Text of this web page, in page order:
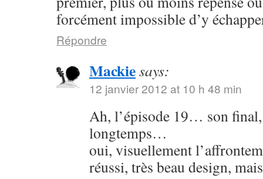
forcément impossible d’y
Répondre
Mackiesays:
12 janvier 2012 at 10 h 48 min
Ah, l’épisode 19… son
longtemps…
oui, visuellement
réussi, très beau design,